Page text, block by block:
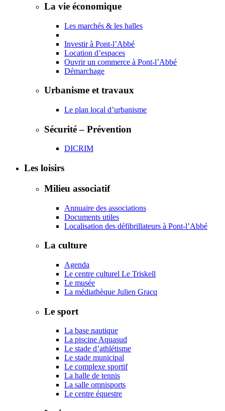
La vie économique
Les marchés & les halles
Investir à Pont-l’Abbé
Location d’espaces
Ouvrir un commerce à Pont-l’Abbé
Démarchage
Urbanisme et travaux
Le plan local d’urbanisme
Sécurité – Prévention
DICRIM
Les loisirs
Milieu associatif
Annuaire des associations
Documents utiles
Localisation des défibrillateurs à Pont-l’Abbé
La culture
Agenda
Le centre culturel Le Triskell
Le musée
La médiathèque Julien Gracq
Le sport
La base nautique
La piscine Aquasud
Le stade d’athlétisme
Le stade municipal
Le complexe sportif
La halle de tennis
La salle omnisports
Le centre équestre